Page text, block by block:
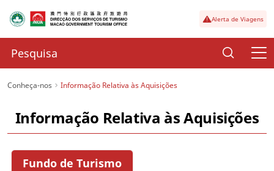
Alerta de Viagens
Conheça-nos Informação Relativa às Aquisições
Informação Relativa às Aquisições
Fundo de Turismo